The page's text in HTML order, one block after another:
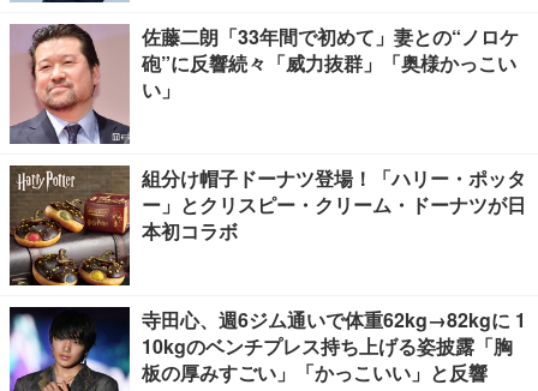
佐藤二朗「33年間で初めて」妻との“ノロケ
砲”に反響続々「威力抜群」「奥様かっこい
い」
組分け帽子ドーナツ登場！「ハリー・ポッタ
ー」とクリスピー・クリーム・ドーナツが日
本初コラボ
寺田心、週6ジム通いで体重62kg→82kgに 1
10kgのベンチプレス持ち上げる姿披露「胸
板の厚みすごい」「かっこいい」と反響